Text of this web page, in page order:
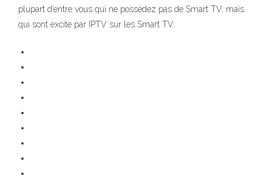
plupart d’entre vous qui ne possédez pas de Smart TV, mais
qui sont excite par IPTV sur les Smart TV.